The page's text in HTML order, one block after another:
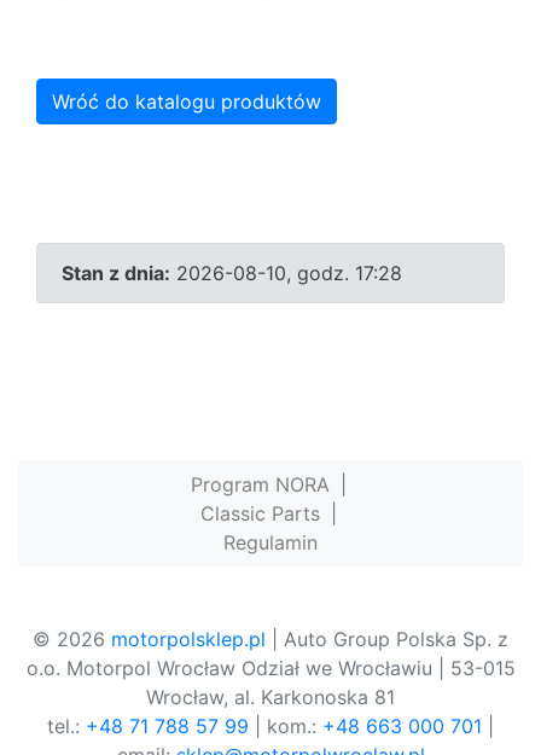
Wróć do katalogu produktów
Stan z dnia: 2026-08-10, godz. 17:28
Program NORA
Classic Parts
Regulamin
© 2026 motorpolsklep.pl | Auto Group Polska Sp. z
o.o. Motorpol Wrocław Odział we Wrocławiu | 53-015
Wrocław, al. Karkonoska 81
tel.: +48 71 788 57 99 | kom.: +48 663 000 701